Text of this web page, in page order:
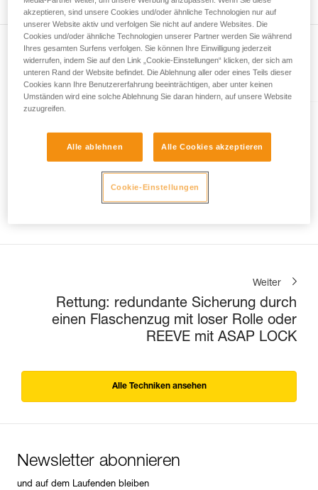
Wir geben Beispiele für die mit Ihrer Aktivität
verbundenen Techniken. Möglicherweise gibt es
noch andere Techniken, die hier nicht
beschrieben werden.
Im Artikel erklärt
EXO® AP HOOK
mit Anschlaghaken
Weiter
Rettung: redundante Sicherung durch
einen Flaschenzug mit loser Rolle oder
REEVE mit ASAP LOCK
Alle Techniken ansehen
Newsletter abonnieren
und auf dem Laufenden bleiben
akzeptieren, sind unsere Cookies und/oder ähnliche Technologien nur auf
unserer Website aktiv und verfolgen Sie nicht auf andere Websites. Die
Cookies und/oder ähnliche Technologien unserer Partner werden Sie während
Ihres gesamten Surfens verfolgen. Sie können Ihre Einwilligung jederzeit
widerrufen, indem Sie auf den Link „Cookie-Einstellungen“ klicken, der sich am
unteren Rand der Website befindet. Die Ablehnung aller oder eines Teils dieser
Cookies kann Ihre Benutzererfahrung beeinträchtigen, aber unter keinen
Umständen wird eine solche Ablehnung Sie daran hindern, auf unsere Website
zuzugreifen.
Alle ablehnen Alle Cookies akzeptieren
Cookie-Einstellungen